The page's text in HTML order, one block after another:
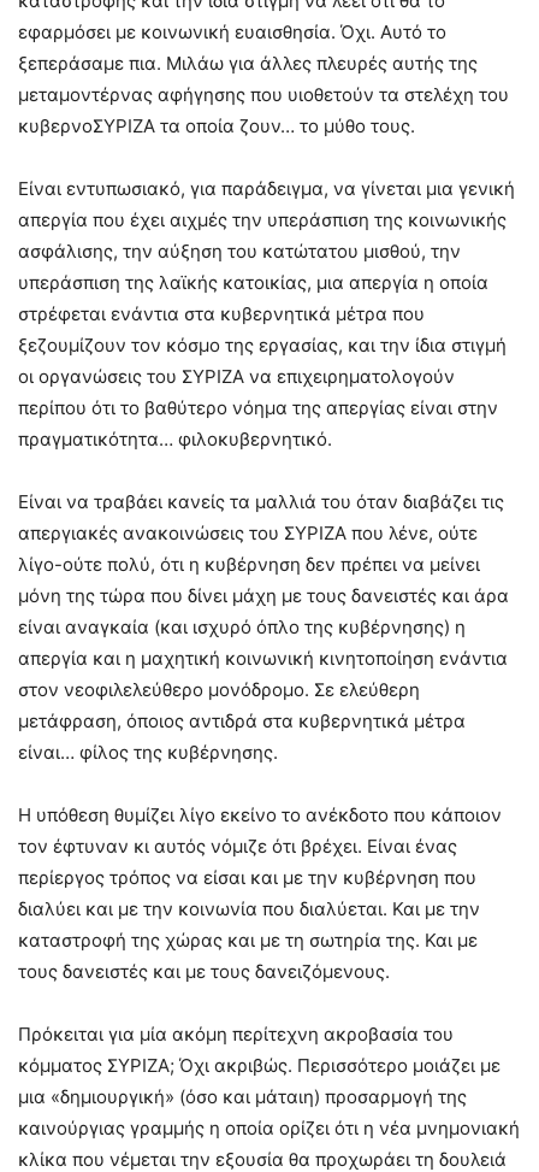
εφαρμόσει με κοινωνική ευαισθησία. Όχι. Αυτό το
ξεπεράσαμε πια. Μιλάω για άλλες πλευρές αυτής της
μεταμοντέρνας αφήγησης που υιοθετούν τα στελέχη του
κυβερνοΣΥΡΙΖΑ τα οποία ζουν… το μύθο τους.
Είναι εντυπωσιακό, για παράδειγμα, να γίνεται μια γενική
απεργία που έχει αιχμές την υπεράσπιση της κοινωνικής
ασφάλισης, την αύξηση του κατώτατου μισθού, την
υπεράσπιση της λαϊκής κατοικίας, μια απεργία η οποία
στρέφεται ενάντια στα κυβερνητικά μέτρα που
ξεζουμίζουν τον κόσμο της εργασίας, και την ίδια στιγμή
οι οργανώσεις του ΣΥΡΙΖΑ να επιχειρηματολογούν
περίπου ότι το βαθύτερο νόημα της απεργίας είναι στην
πραγματικότητα… φιλοκυβερνητικό.
Είναι να τραβάει κανείς τα μαλλιά του όταν διαβάζει τις
απεργιακές ανακοινώσεις του ΣΥΡΙΖΑ που λένε, ούτε
λίγο-ούτε πολύ, ότι η κυβέρνηση δεν πρέπει να μείνει
μόνη της τώρα που δίνει μάχη με τους δανειστές και άρα
είναι αναγκαία (και ισχυρό όπλο της κυβέρνησης) η
απεργία και η μαχητική κοινωνική κινητοποίηση ενάντια
στον νεοφιλελεύθερο μονόδρομο. Σε ελεύθερη
μετάφραση, όποιος αντιδρά στα κυβερνητικά μέτρα
είναι… φίλος της κυβέρνησης.
Η υπόθεση θυμίζει λίγο εκείνο το ανέκδοτο που κάποιον
τον έφτυναν κι αυτός νόμιζε ότι βρέχει. Είναι ένας
περίεργος τρόπος να είσαι και με την κυβέρνηση που
διαλύει και με την κοινωνία που διαλύεται. Και με την
καταστροφή της χώρας και με τη σωτηρία της. Και με
τους δανειστές και με τους δανειζόμενους.
Πρόκειται για μία ακόμη περίτεχνη ακροβασία του
κόμματος ΣΥΡΙΖΑ; Όχι ακριβώς. Περισσότερο μοιάζει με
μια «δημιουργική» (όσο και μάταιη) προσαρμογή της
καινούργιας γραμμής η οποία ορίζει ότι η νέα μνημονιακή
κλίκα που νέμεται την εξουσία θα προχωράει τη δουλειά